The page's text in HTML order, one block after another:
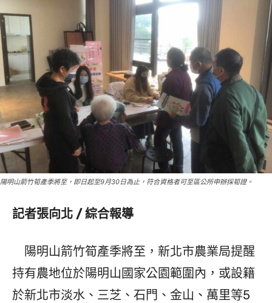
陽明山箭竹筍產季將至，即日起至9月30日為止，符合資格者可至區公所申辦採筍證。
記者張向北 / 綜合報導
陽明山箭竹筍產季將至，新北市農業局提醒
持有農地位於陽明山國家公園範圍內，或設籍
於新北市淡水、三芝、石門、金山、萬里等5